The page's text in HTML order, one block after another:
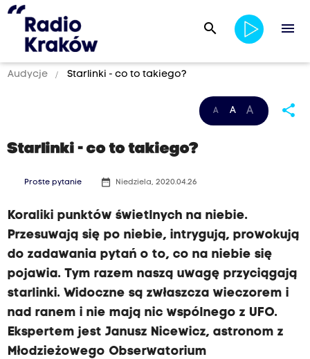
search menu
Audycje Starlinki - co to takiego?
A A A share
Starlinki - co to takiego?
Proste pytanie date_range Niedziela, 2020.04.26
Koraliki punktów świetlnych na niebie.
Przesuwają się po niebie, intrygują, prowokują
do zadawania pytań o to, co na niebie się
pojawia. Tym razem naszą uwagę przyciągają
starlinki. Widoczne są zwłaszcza wieczorem i
nad ranem i nie mają nic wspólnego z UFO.
Ekspertem jest Janusz Nicewicz, astronom z
Młodzieżowego Obserwatorium